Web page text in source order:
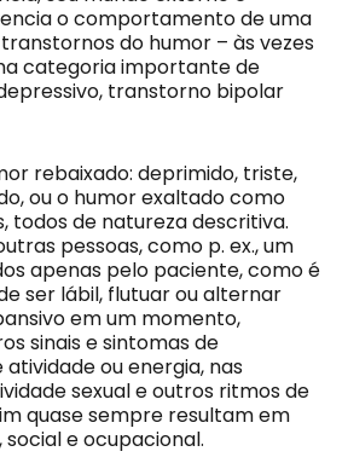
o comportamento de uma
do humor – às vezes
categoria importante de
transtorno bipolar
rebaixado: deprimido, triste,
ou o humor exaltado como
todos de natureza descritiva.
pessoas, como p. ex., um
apenas pelo paciente, como é
ser lábil, flutuar ou alternar
em um momento,
sinais e sintomas de
ou energia, nas
sexual e outros ritmos de
quase sempre resultam em
e ocupacional.